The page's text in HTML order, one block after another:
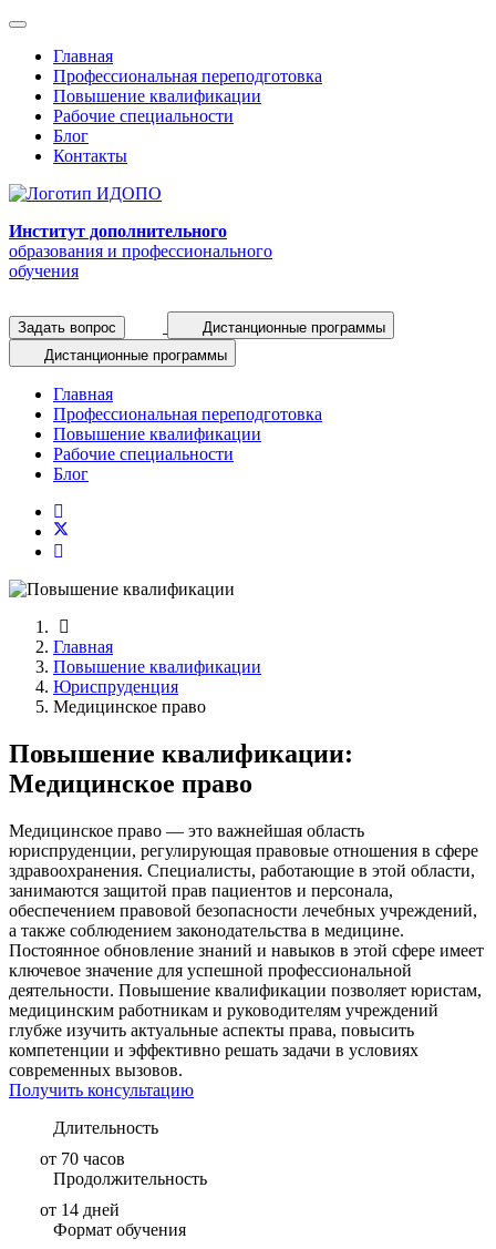
Главная
Профессиональная переподготовка
Повышение квалификации
Рабочие специальности
Блог
Контакты
Институт дополнительного
образования и профессионального
обучения
Задать вопрос
Дистанционные программы
Дистанционные программы
Главная
Профессиональная переподготовка
Повышение квалификации
Рабочие специальности
Блог
Главная
Повышение квалификации
Юриспруденция
Медицинское право
Повышение квалификации:
Медицинское право
Медицинское право — это важнейшая область
юриспруденции, регулирующая правовые отношения в сфере
здравоохранения. Специалисты, работающие в этой области,
занимаются защитой прав пациентов и персонала,
обеспечением правовой безопасности лечебных учреждений,
а также соблюдением законодательства в медицине.
Постоянное обновление знаний и навыков в этой сфере имеет
ключевое значение для успешной профессиональной
деятельности. Повышение квалификации позволяет юристам,
медицинским работникам и руководителям учреждений
глубже изучить актуальные аспекты права, повысить
компетенции и эффективно решать задачи в условиях
современных вызовов.
Получить консультацию
Длительность
от 70 часов
Продолжительность
от 14 дней
Формат обучения